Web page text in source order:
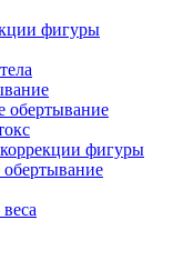
фигуры
обертывание
фигуры